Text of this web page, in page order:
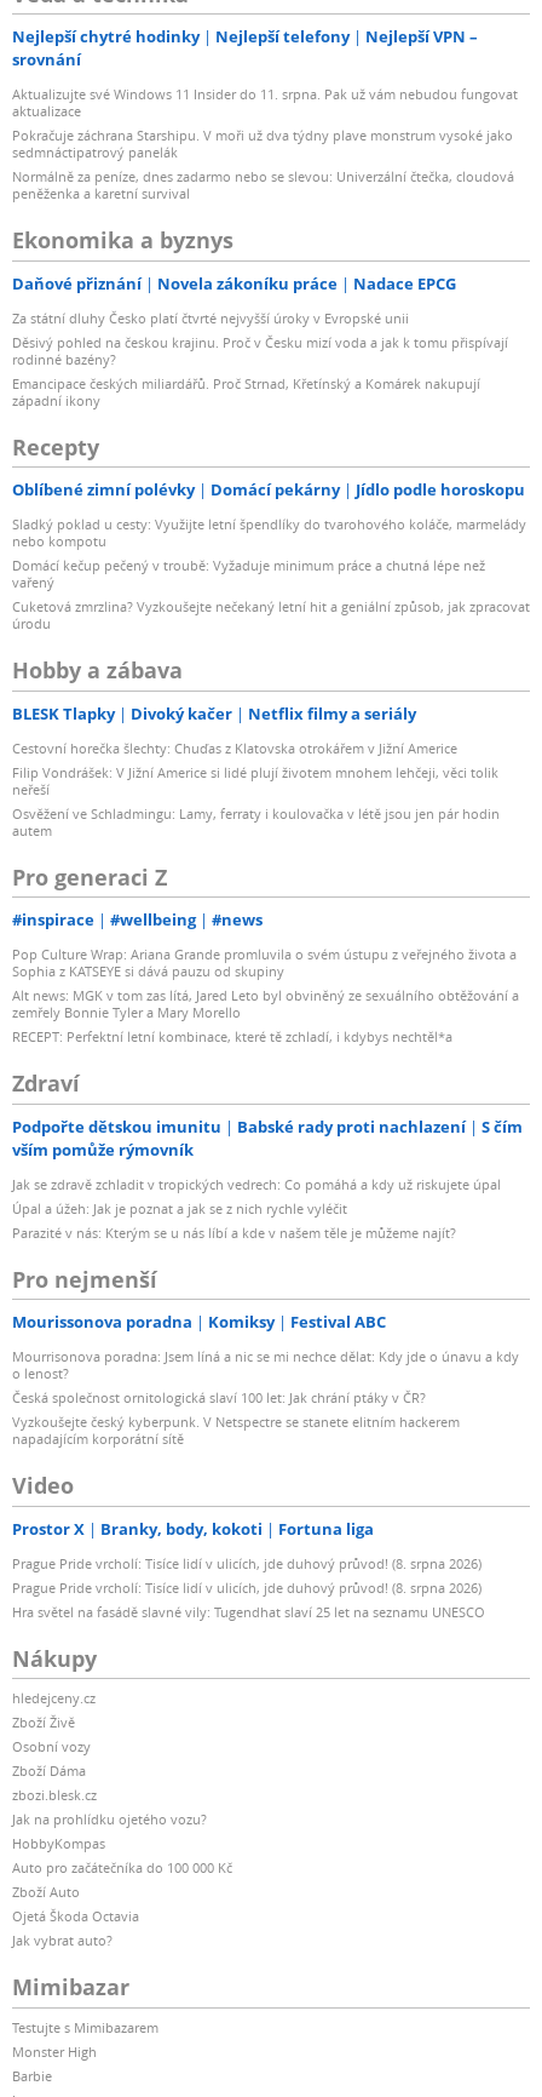
Nejlepší chytré hodinky Nejlepší telefony
Nejlepší VPN –
srovnání
Aktualizujte své Windows 11 Insider do 11. srpna. Pak už vám nebudou fungovat
aktualizace
Pokračuje záchrana Starshipu. V moři už dva týdny plave monstrum vysoké jako
sedmnáctipatrový panelák
Normálně za peníze, dnes zadarmo nebo se slevou: Univerzální čtečka, cloudová
peněženka a karetní survival
Ekonomika a byznys
Daňové přiznání Novela zákoníku práce Nadace EPCG
Za státní dluhy Česko platí čtvrté nejvyšší úroky v Evropské unii
Děsivý pohled na českou krajinu. Proč v Česku mizí voda a jak k tomu přispívají
rodinné bazény?
Emancipace českých miliardářů. Proč Strnad, Křetínský a Komárek nakupují
západní ikony
Recepty
Oblíbené zimní polévky Domácí pekárny Jídlo podle horoskopu
Sladký poklad u cesty: Využijte letní špendlíky do tvarohového koláče, marmelády
nebo kompotu
Domácí kečup pečený v troubě: Vyžaduje minimum práce a chutná lépe než
vařený
Cuketová zmrzlina? Vyzkoušejte nečekaný letní hit a geniální způsob, jak zpracovat
úrodu
Hobby a zábava
BLESK Tlapky Divoký kačer Netflix filmy a seriály
Cestovní horečka šlechty: Chuďas z Klatovska otrokářem v Jižní Americe
Filip Vondrášek: V Jižní Americe si lidé plují životem mnohem lehčeji, věci tolik
neřeší
Osvěžení ve Schladmingu: Lamy, ferraty i koulovačka v létě jsou jen pár hodin
autem
Pro generaci Z
#inspirace #wellbeing #news
Pop Culture Wrap: Ariana Grande promluvila o svém ústupu z veřejného života a
Sophia z KATSEYE si dává pauzu od skupiny
Alt news: MGK v tom zas lítá, Jared Leto byl obviněný ze sexuálního obtěžování a
zemřely Bonnie Tyler a Mary Morello
RECEPT: Perfektní letní kombinace, které tě zchladí, i kdybys nechtěl*a
Zdraví
Podpořte dětskou imunitu Babské rady proti nachlazení
S čím
vším pomůže rýmovník
Jak se zdravě zchladit v tropických vedrech: Co pomáhá a kdy už riskujete úpal
Úpal a úžeh: Jak je poznat a jak se z nich rychle vyléčit
Parazité v nás: Kterým se u nás líbí a kde v našem těle je můžeme najít?
Pro nejmenší
Mourissonova poradna Komiksy Festival ABC
Mourrisonova poradna: Jsem líná a nic se mi nechce dělat: Kdy jde o únavu a kdy
o lenost?
Česká společnost ornitologická slaví 100 let: Jak chrání ptáky v ČR?
Vyzkoušejte český kyberpunk. V Netspectre se stanete elitním hackerem
napadajícím korporátní sítě
Video
Prostor X Branky, body, kokoti Fortuna liga
Prague Pride vrcholí: Tisíce lidí v ulicích, jde duhový průvod! (8. srpna 2026)
Prague Pride vrcholí: Tisíce lidí v ulicích, jde duhový průvod! (8. srpna 2026)
Hra světel na fasádě slavné vily: Tugendhat slaví 25 let na seznamu UNESCO
Nákupy
hledejceny.cz
Zboží Živě
Osobní vozy
Zboží Dáma
zbozi.blesk.cz
Jak na prohlídku ojetého vozu?
HobbyKompas
Auto pro začátečníka do 100 000 Kč
Zboží Auto
Ojetá Škoda Octavia
Jak vybrat auto?
Mimibazar
Testujte s Mimibazarem
Monster High
Barbie